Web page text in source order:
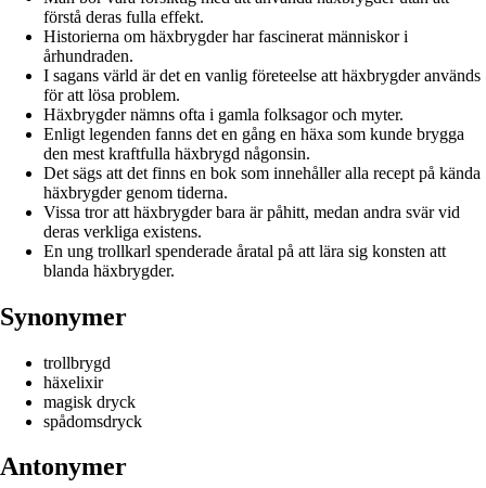
förstå deras fulla effekt.
Historierna om häxbrygder har fascinerat människor i
århundraden.
I sagans värld är det en vanlig företeelse att häxbrygder används
för att lösa problem.
Häxbrygder nämns ofta i gamla folksagor och myter.
Enligt legenden fanns det en gång en häxa som kunde brygga
den mest kraftfulla häxbrygd någonsin.
Det sägs att det finns en bok som innehåller alla recept på kända
häxbrygder genom tiderna.
Vissa tror att häxbrygder bara är påhitt, medan andra svär vid
deras verkliga existens.
En ung trollkarl spenderade åratal på att lära sig konsten att
blanda häxbrygder.
Synonymer
trollbrygd
häxelixir
magisk dryck
spådomsdryck
Antonymer